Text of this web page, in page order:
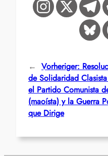
← Vorheriger:
de Solidaridad
el Partido Comunista
(maoísta) y la Guerra
que Dirige